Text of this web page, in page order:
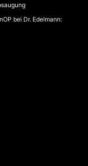
bei Dr. Edelmann: